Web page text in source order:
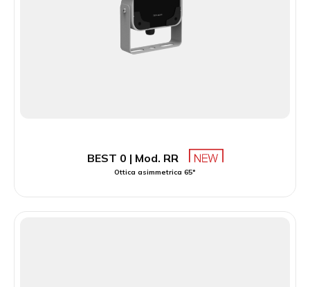
BEST 0 | Mod. RR
Ottica asimmetrica 65°